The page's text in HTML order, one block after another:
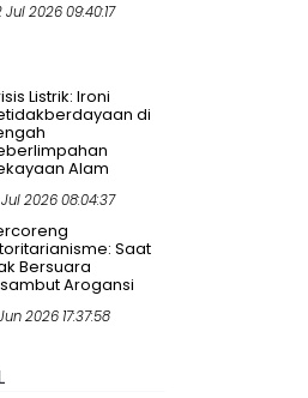
Jul 2026 09:40:17
Listrik: Ironi
di
Alam
Jul 2026 08:04:37
Saat
Bersuara
Arogansi
2026 17:37:58